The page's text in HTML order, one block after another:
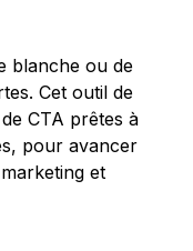
blanche ou de
Cet outil de
CTA prêtes à
pour avancer
et